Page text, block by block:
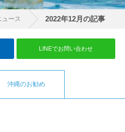
ュース 2022年12月の記事
沖縄のお勧め
LINEでお問い合わせ